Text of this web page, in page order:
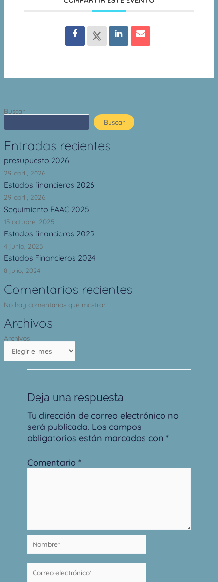
Buscar
Buscar
Entradas recientes
presupuesto 2026
29 abril, 2026
Estados financieros 2026
29 abril, 2026
Seguimiento PAAC 2025
15 octubre, 2025
Estados financieros 2025
4 junio, 2025
Estados Financieros 2024
8 julio, 2024
Comentarios recientes
No hay comentarios que mostrar.
Archivos
Archivos
Deja una respuesta
Tu dirección de correo electrónico no
será publicada. Los campos
obligatorios están marcados con *
Comentario *
Nombre*
Correo